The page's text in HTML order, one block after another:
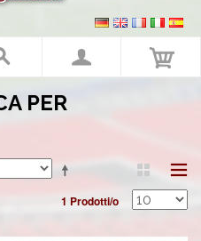
PER
1 Prodotti/o